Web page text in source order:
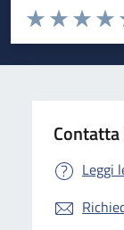
Valuta da 1 a 5
Valuta
Valuta 2
Valuta 1 stelle
Leggi